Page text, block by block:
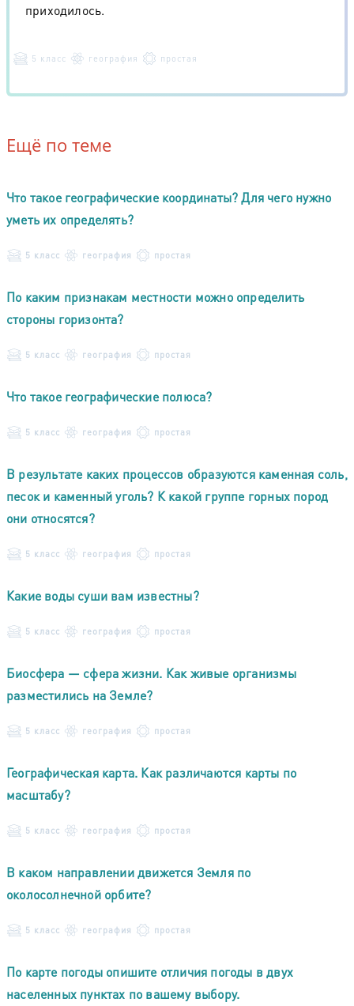
приходилось.
5 класс география простая
Ещё по теме
Что такое географические координаты? Для чего нужно
уметь их определять?
5 класс география простая
По каким признакам местности можно определить
стороны горизонта?
5 класс география простая
Что такое географические полюса?
5 класс география простая
В результате каких процессов образуются каменная соль,
песок и каменный уголь? К какой группе горных пород
они относятся?
5 класс география простая
Какие воды суши вам известны?
5 класс география простая
Биосфера — сфера жизни. Как живые организмы
разместились на Земле?
5 класс география простая
Географическая карта. Как различаются карты по
масштабу?
5 класс география простая
В каком направлении движется Земля по
околосолнечной орбите?
5 класс география простая
По карте погоды опишите отличия погоды в двух
населенных пунктах по вашему выбору.